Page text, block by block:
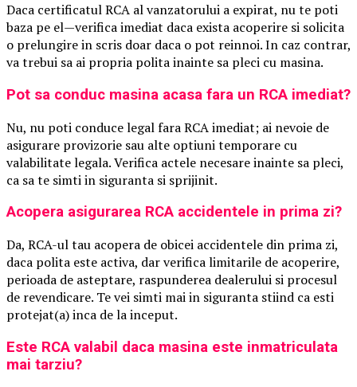
Daca certificatul RCA al vanzatorului a expirat, nu te poti
baza pe el—verifica imediat daca exista acoperire si solicita
o prelungire in scris doar daca o pot reinnoi. In caz contrar,
va trebui sa ai propria polita inainte sa pleci cu masina.
Pot sa conduc masina acasa fara un RCA imediat?
Nu, nu poti conduce legal fara RCA imediat; ai nevoie de
asigurare provizorie sau alte optiuni temporare cu
valabilitate legala. Verifica actele necesare inainte sa pleci,
ca sa te simti in siguranta si sprijinit.
Acopera asigurarea RCA accidentele in prima zi?
Da, RCA-ul tau acopera de obicei accidentele din prima zi,
daca polita este activa, dar verifica limitarile de acoperire,
perioada de asteptare, raspunderea dealerului si procesul
de revendicare. Te vei simti mai in siguranta stiind ca esti
protejat(a) inca de la inceput.
Este RCA valabil daca masina este inmatriculata
mai tarziu?